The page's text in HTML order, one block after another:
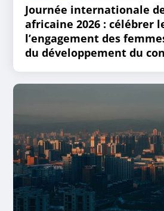
Journée internationale
africaine 2026 : célébrer
l’engagement des
du développement du